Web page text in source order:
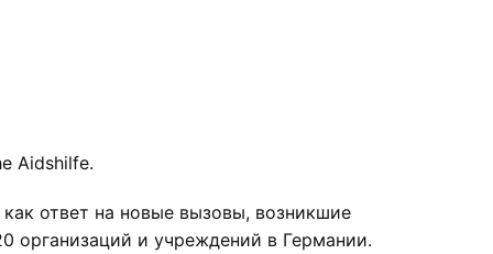
Aidshilfe.
как ответ на новые вызовы, возникшие
организаций и учреждений в Германии.